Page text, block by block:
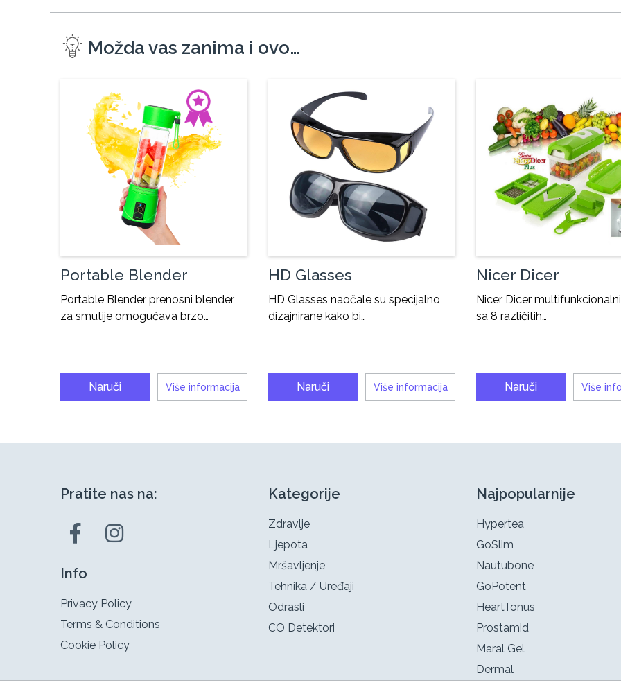
Možda vas zanima i ovo…
Portable Blender
Portable Blender prenosni blender
za smutije omogućava brzo…
Naruči Više informacija
HD Glasses
HD Glasses naočale su specijalno
dizajnirane kako bi…
Naruči Više informacija
Nicer Dicer
Nicer Dicer
sa 8 različitih…
Naruči Više
Pratite nas na:
Info
Privacy Policy
Terms & Conditions
Cookie Policy
Kategorije
Zdravlje
Ljepota
Mršavljenje
Tehnika / Uređaji
Odrasli
CO Detektori
Najpopularnije
Hypertea
GoSlim
Nautubone
GoPotent
HeartTonus
Prostamid
Maral Gel
Dermal